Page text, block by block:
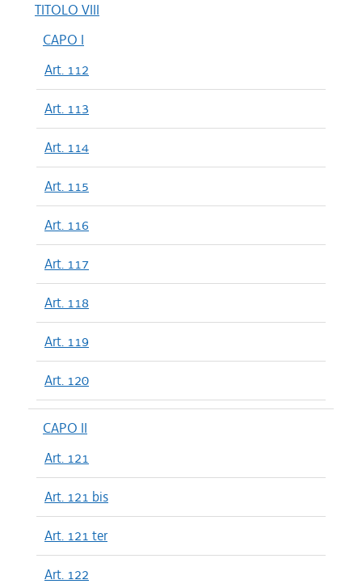
TITOLO VIII
CAPO I
Art. 112
Art. 113
Art. 114
Art. 115
Art. 116
Art. 117
Art. 118
Art. 119
Art. 120
CAPO II
Art. 121
Art. 121 bis
Art. 121 ter
Art. 122